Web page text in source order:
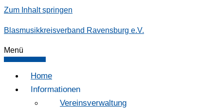
Zum Inhalt springen
Blasmusikkreisverband Ravensburg e.V.
Menü
Home
Informationen
Vereinsverwaltung